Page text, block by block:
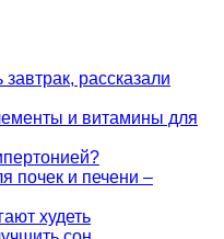
рассказали
и витамины для
почек и печени –
худеть